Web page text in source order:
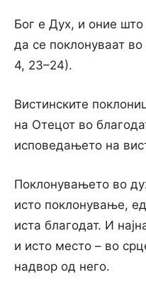
Бог е Дух, и оние
да се поклонуваат
4, 23–24).
Вистинските
на Отецот во
исповедањето на
Поклонувањето во
исто поклонување,
иста благодат. И
и исто место – во
надвор од него.